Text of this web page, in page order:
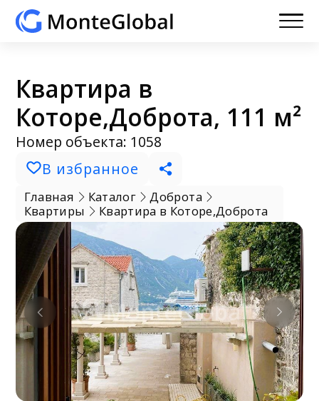
Квартира в
Которе,Доброта, 111 м²
Номер объекта: 1058
В избранное
Главная Каталог
Доброта
Квартиры
Квартира в Которе,Доброта